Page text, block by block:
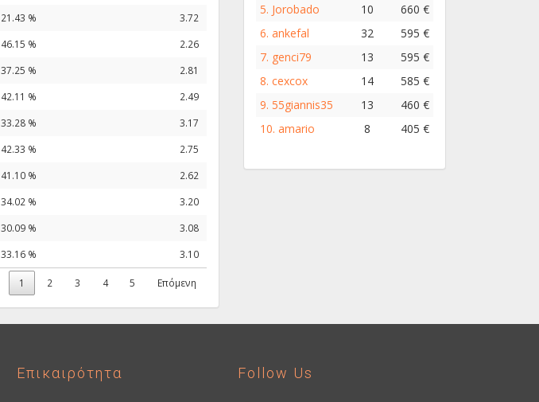
21.43 % 3.72
46.15 % 2.26
37.25 % 2.81
42.11 % 2.49
33.28 % 3.17
42.33 % 2.75
41.10 % 2.62
34.02 % 3.20
30.09 % 3.08
33.16 % 3.10
1 2 3 4 5 Επόμενη
5. Jorobado 10
660 €
6. ankefal 32
595 €
7. genci79 13
595 €
8. cexcox 14
585 €
9. 55giannis35 13
460 €
10. amario 8 405 €
Επικαιρότητα Follow Us